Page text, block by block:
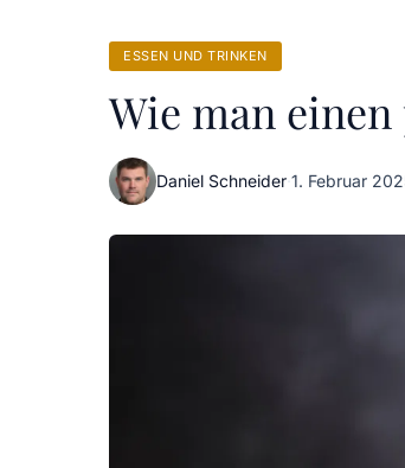
ESSEN UND TRINKEN
Wie man
Daniel Schneider·1. Februar